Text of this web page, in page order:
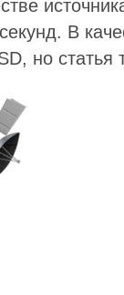
В
но статья